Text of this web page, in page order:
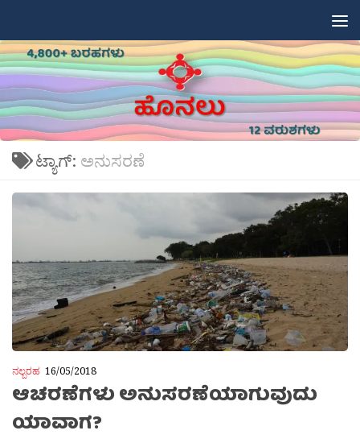
ಟ್ಯಾಗ್: ಅನುಸರಣೆ
ನಲ್ಬರಹ 16/05/2018
ಆಚರಣೆಗಳು ಅನುಸರಣೆಯಾಗುವುದು
ಯಾವಾಗ?